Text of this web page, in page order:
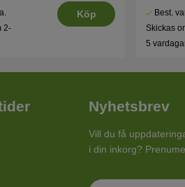
2-
Köp
Best.
Skickas
5
Nyhetsbrev
Vill du få
i din inkorg?